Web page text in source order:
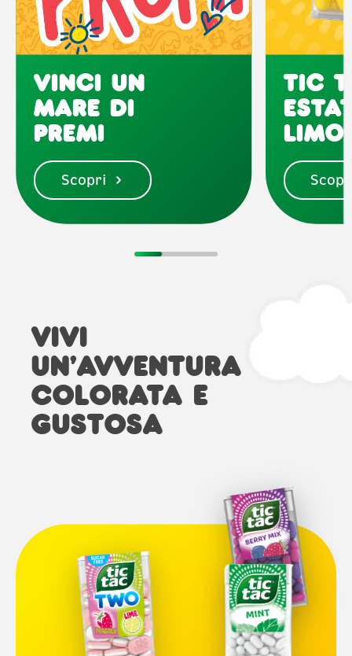
Vinci un
mare di
premi
Scopri
Tic
VIVI
UN’AVVENTURA
COLORATA E
GUSTOSA